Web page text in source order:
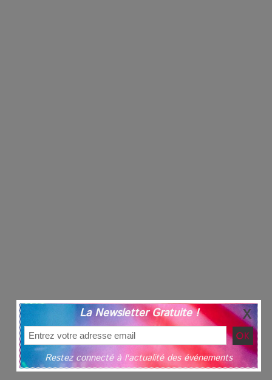
La Newsletter Gratuite !
Restez connecté à l'actualité des événements